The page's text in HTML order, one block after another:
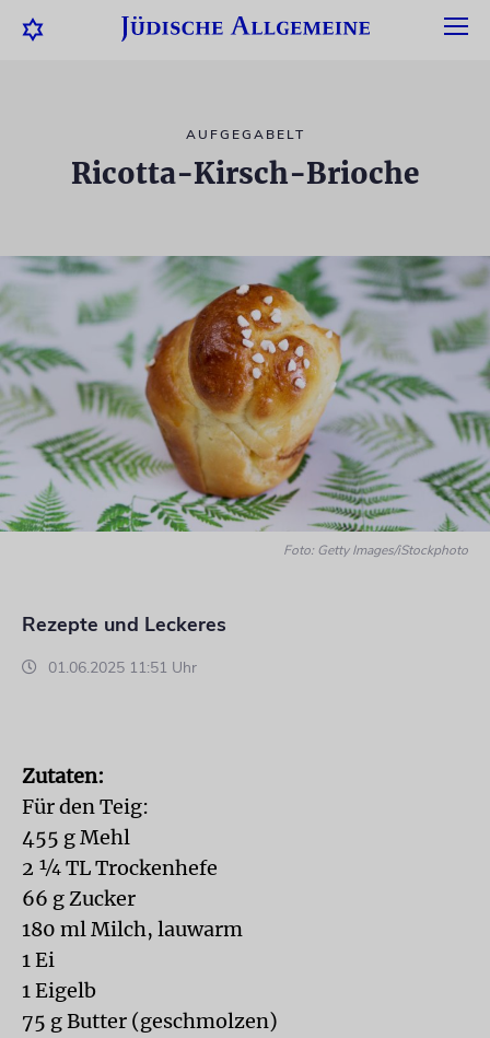
AUFGEGABELT
Ricotta-Kirsch-Brioche
Foto: Getty Images/iStockphoto
Rezepte und Leckeres
01.06.2025 11:51 Uhr
Zutaten:
Für den Teig:
455 g Mehl
2 ¼ TL Trockenhefe
66 g Zucker
180 ml Milch, lauwarm
1 Ei
1 Eigelb
75 g Butter (geschmolzen)